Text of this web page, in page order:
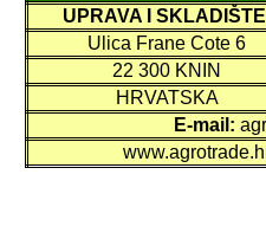
UPRAVA I
Ulica Frane Cote 6
22 300 KNIN
HRVATSKA
E-mail: